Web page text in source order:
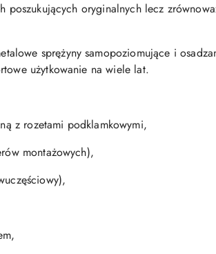
poszukujących oryginalnych lecz
sprężyny samopoziomujące i
użytkowanie na wiele lat.
z rozetami podklamkowymi,
montażowych),